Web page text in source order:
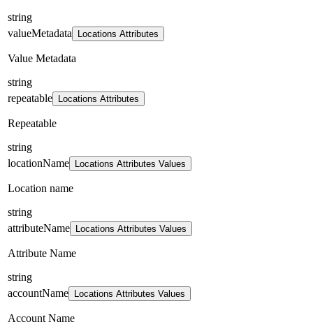
string
valueMetadata
Locations Attributes
Value Metadata
string
repeatable
Locations Attributes
Repeatable
string
locationName
Locations Attributes Values
Location name
string
attributeName
Locations Attributes Values
Attribute Name
string
accountName
Locations Attributes Values
Account Name